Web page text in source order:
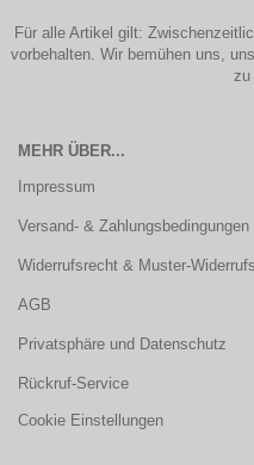
Für alle Artikel gilt:
vorbehalten. Wir bemühen uns,
zu
MEHR ÜBER...
Impressum
Versand- & Zahlungsbedingungen
Widerrufsrecht & Muster-
AGB
Privatsphäre und Datenschutz
Rückruf-Service
Cookie Einstellungen